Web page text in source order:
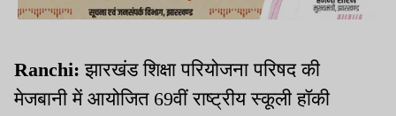
Ranchi:झारखंड शिक्षा परियोजना परिषद की
मेजबानी में आयोजित 69वीं राष्ट्रीय स्कूली हॉकी